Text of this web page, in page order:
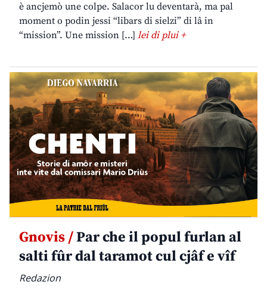
è ancjemò une colpe. Salacor lu deventarà, ma pal
moment o podin jessi “libars di sielzi” di lâ in
“mission”. Une mission […] lei di plui +
Gnovis /Par che il popul furlan al
salti fûr dal taramot cul cjâf e vîf
Redazion